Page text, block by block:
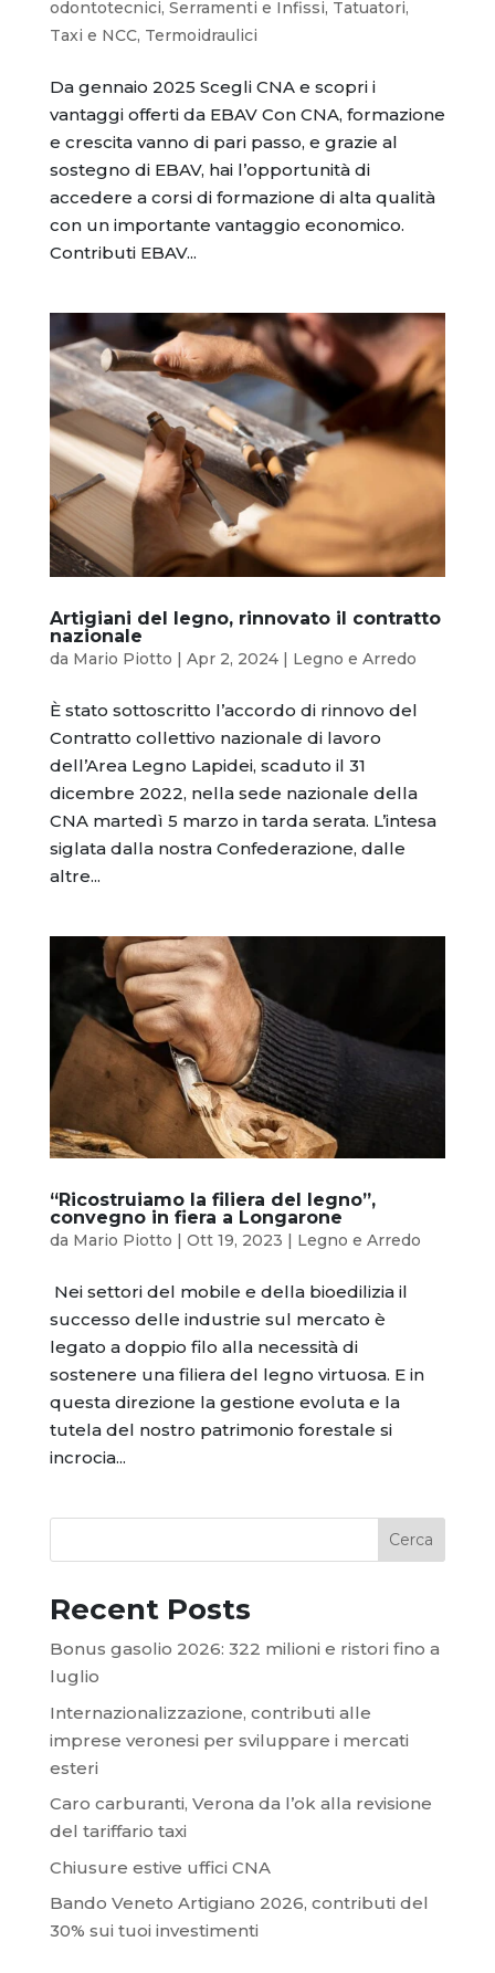
odontotecnici, Serramenti e Infissi, Tatuatori,
Taxi e NCC, Termoidraulici
Da gennaio 2025 Scegli CNA e scopri i
vantaggi offerti da EBAV Con CNA, formazione
e crescita vanno di pari passo, e grazie al
sostegno di EBAV, hai l’opportunità di
accedere a corsi di formazione di alta qualità
con un importante vantaggio economico.
Contributi EBAV...
Artigiani del legno, rinnovato il contratto
nazionale
da Mario Piotto | Apr 2, 2024| Legno e Arredo
È stato sottoscritto l’accordo di rinnovo del
Contratto collettivo nazionale di lavoro
dell’Area Legno Lapidei, scaduto il 31
dicembre 2022, nella sede nazionale della
CNA martedì 5 marzo in tarda serata. L’intesa
siglata dalla nostra Confederazione, dalle
altre...
“Ricostruiamo la filiera del legno”,
convegno in fiera a Longarone
da Mario Piotto Ott 19, 2023 Legno e Arredo
Nei settori del mobile e della bioedilizia il
successo delle industrie sul mercato è
legato a doppio filo alla necessità di
sostenere una filiera del legno virtuosa. E in
questa direzione la gestione evoluta e la
tutela del nostro patrimonio forestale si
incrocia...
Cerca
Recent Posts
Bonus gasolio 2026: 322 milioni e ristori fino a
luglio
Internazionalizzazione, contributi alle
imprese veronesi per sviluppare i mercati
esteri
Caro carburanti, Verona da l’ok alla revisione
del tariffario taxi
Chiusure estive uffici CNA
Bando Veneto Artigiano 2026, contributi del
30% sui tuoi investimenti